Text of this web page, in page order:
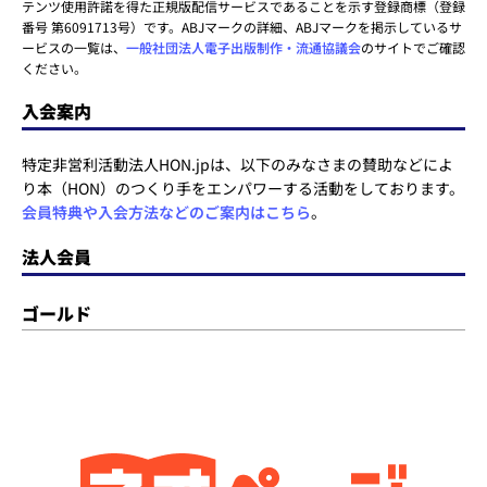
テンツ使用許諾を得た正規版配信サービスであることを示す登録商標（登録
番号 第6091713号）です。ABJマークの詳細、ABJマークを掲示しているサ
ービスの一覧は、 一般社団法人電子出版制作・流通協議会のサイトでご確認
ください。
入会案内
特定非営利活動法人HON.jpは、以下のみなさまの賛助などによ
り本（HON）のつくり手をエンパワーする活動をしております。
会員特典や入会方法などのご案内はこちら。
法人会員
ゴールド